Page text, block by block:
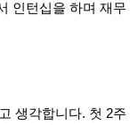
인턴십을 하며 재무
생각합니다. 첫 2주